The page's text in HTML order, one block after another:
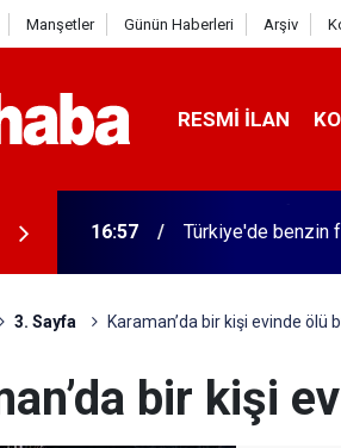
Manşetler Günün Haberleri Arşiv
RESMI İLAN
16:57 Türkiye'de benzin
3. Sayfa Karaman’da bir kişi evinde ölü
bir kişi